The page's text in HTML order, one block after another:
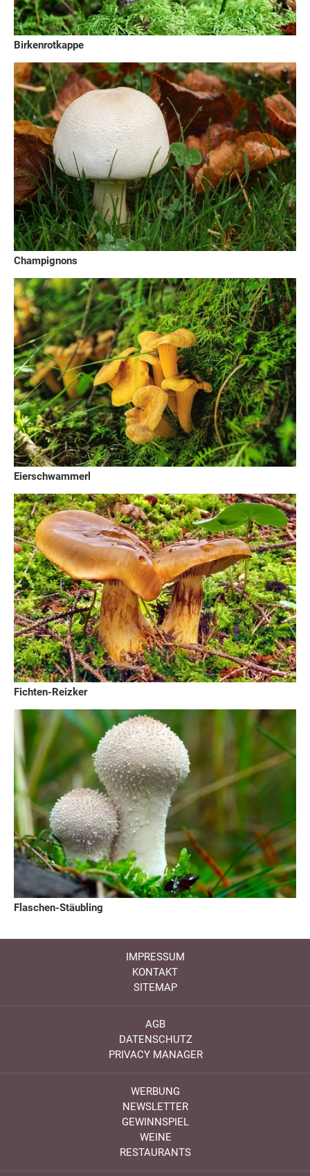
Birkenrotkappe
Champignons
Eierschwammerl
Fichten-Reizker
Flaschen-Stäubling
IMPRESSUM
KONTAKT
SITEMAP
AGB
DATENSCHUTZ
PRIVACY MANAGER
WERBUNG
NEWSLETTER
GEWINNSPIEL
WEINE
RESTAURANTS